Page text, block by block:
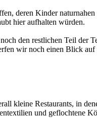
deren Kinder
hier aufhalten würden.
den restlichen Teil der
wir noch einen Blick
kleine Restaurants, in
und geflochtene